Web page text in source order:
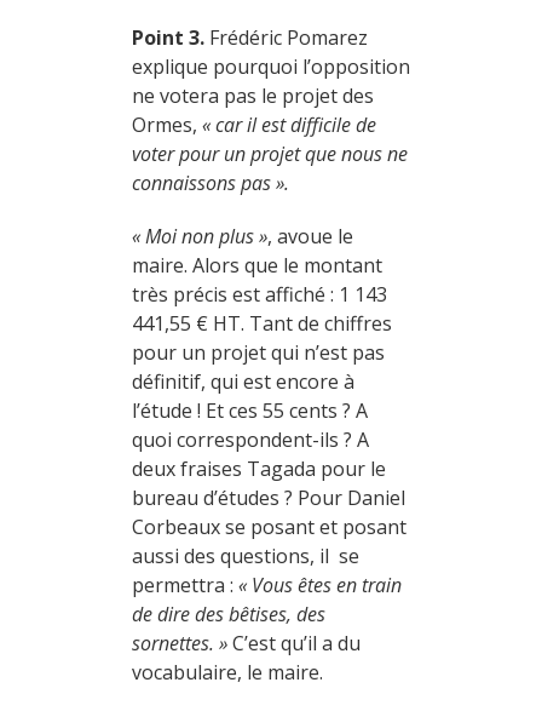
Point 3. Frédéric Pomarez
explique pourquoi l’opposition
ne votera pas le projet des
Ormes, « car il est difficile de
voter pour un projet que nous ne
connaissons pas ».
« Moi non plus », avoue le
maire. Alors que le montant
très précis est affiché : 1 143
441,55 € HT. Tant de chiffres
pour un projet qui n’est pas
définitif, qui est encore à
l’étude ! Et ces 55 cents ? A
quoi correspondent-ils ? A
deux fraises Tagada pour le
bureau d’études ? Pour Daniel
Corbeaux se posant et posant
aussi des questions, il se
permettra : « Vous êtes en train
de dire des bêtises, des
sornettes. »C’est qu’il a du
vocabulaire, le maire.